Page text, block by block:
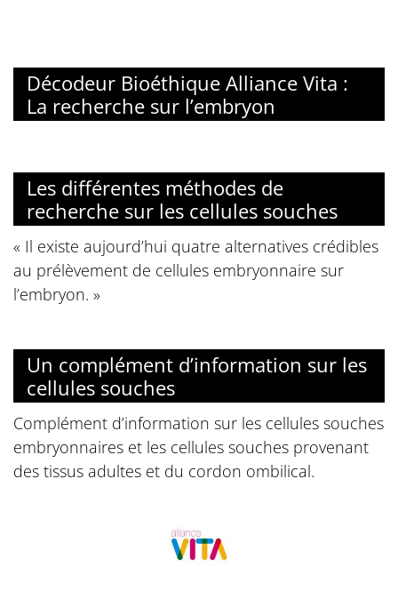
Décodeur Bioéthique Alliance Vita :
La recherche sur l’embryon
Les différentes méthodes de
recherche sur les cellules souches
« Il existe aujourd’hui quatre alternatives crédibles
au prélèvement de cellules embryonnaire sur
l’embryon. »
Un complément d’information sur les
cellules souches
Complément d’information sur les cellules souches
embryonnaires et les cellules souches provenant
des tissus adultes et du cordon ombilical.